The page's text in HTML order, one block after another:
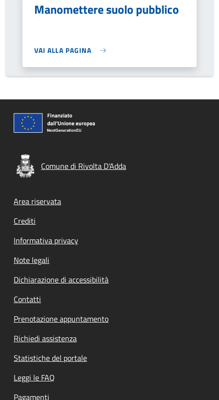
Manomettere suolo pubblico
VAI ALLA PAGINA
Comune di Rivolta D'Adda
Footer menu
Area riservata
Crediti
Informativa privacy
Note legali
Dichiarazione di accessibilità
Contatti
Prenotazione appuntamento
Richiedi assistenza
Statistiche del portale
Leggi le FAQ
Pagamenti